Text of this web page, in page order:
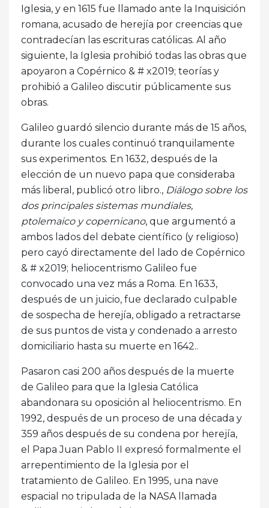
Iglesia, y en 1615 fue llamado ante la Inquisición
romana, acusado de herejía por creencias que
contradecían las escrituras católicas. Al año
siguiente, la Iglesia prohibió todas las obras que
apoyaron a Copérnico & # x2019; teorías y
prohibió a Galileo discutir públicamente sus
obras.
Galileo guardó silencio durante más de 15 años,
durante los cuales continuó tranquilamente
sus experimentos. En 1632, después de la
elección de un nuevo papa que consideraba
más liberal, publicó otro libro., Diálogo sobre los
dos principales sistemas mundiales,
ptolemaico y copernicano, que argumentó a
ambos lados del debate científico (y religioso)
pero cayó directamente del lado de Copérnico
& # x2019; heliocentrismo Galileo fue
convocado una vez más a Roma. En 1633,
después de un juicio, fue declarado culpable
de sospecha de herejía, obligado a retractarse
de sus puntos de vista y condenado a arresto
domiciliario hasta su muerte en 1642..
Pasaron casi 200 años después de la muerte
de Galileo para que la Iglesia Católica
abandonara su oposición al heliocentrismo. En
1992, después de un proceso de una década y
359 años después de su condena por herejía,
el Papa Juan Pablo II expresó formalmente el
arrepentimiento de la Iglesia por el
tratamiento de Galileo. En 1995, una nave
espacial no tripulada de la NASA llamada